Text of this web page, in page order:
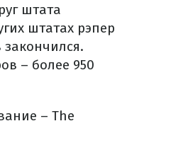
штата
штатах рэпер
закончился.
– более 950
– The